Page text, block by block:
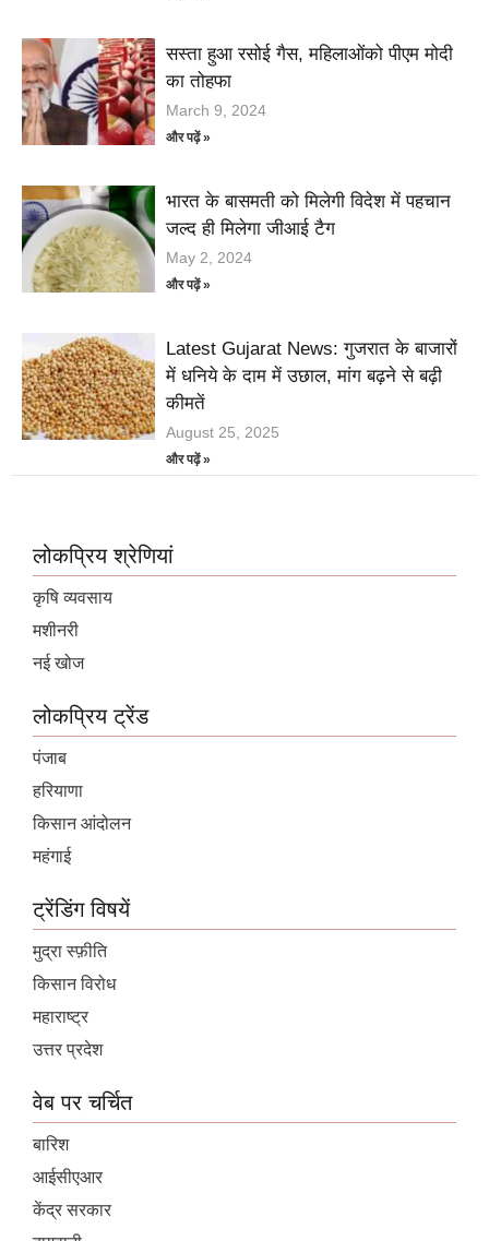
सस्ता हुआ रसोई गैस, महिलाओंको पीएम मोदी
का तोहफा
March 9, 2024
और पढ़ें »
भारत के बासमती को मिलेगी विदेश में पहचान
जल्द ही मिलेगा जीआई टैग
May 2, 2024
और पढ़ें »
Latest Gujarat News: गुजरात के बाजारों
में धनिये के दाम में उछाल, मांग बढ़ने से बढ़ी
कीमतें
August 25, 2025
और पढ़ें »
लोकप्रिय श्रेणियां
कृषि व्यवसाय
मशीनरी
नई खोज
लोकप्रिय ट्रेंड
पंजाब
हरियाणा
किसान आंदोलन
महंगाई
ट्रेंडिंग विषयें
मुद्रा स्फ़ीति
किसान विरोध
महाराष्ट्र
उत्तर प्रदेश
वेब पर चर्चित
बारिश
आईसीएआर
केंद्र सरकार